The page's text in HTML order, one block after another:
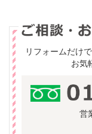
リフォームだけ
お気
営